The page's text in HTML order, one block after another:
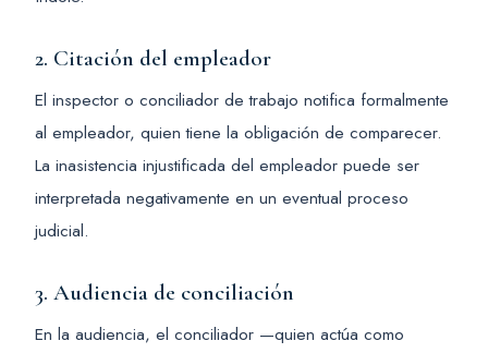
2. Citación del empleador
El inspector o conciliador de trabajo notifica formalmente
al empleador, quien tiene la obligación de comparecer.
La inasistencia injustificada del empleador puede ser
interpretada negativamente en un eventual proceso
judicial.
3. Audiencia de conciliación
En la audiencia, el conciliador —quien actúa como